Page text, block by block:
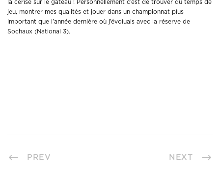
la cerise sur le gâteau ! Personnellement c’est de trouver du temps de
jeu, montrer mes qualités et jouer dans un championnat plus
important que l’année dernière où j’évoluais avec la réserve de
Sochaux (National 3).
PREV NEXT